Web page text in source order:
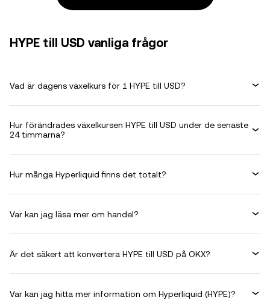
HYPE till USD vanliga frågor
Vad är dagens växelkurs för 1 HYPE till USD?
Hur förändrades växelkursen HYPE till USD under de senaste
24 timmarna?
Hur många Hyperliquid finns det totalt?
Var kan jag läsa mer om handel?
Är det säkert att konvertera HYPE till USD på OKX?
Var kan jag hitta mer information om Hyperliquid (HYPE)?